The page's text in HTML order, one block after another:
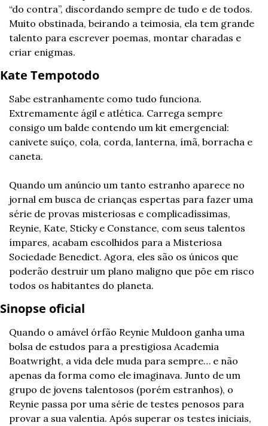
“do contra”, discordando sempre de tudo e de todos.
Muito obstinada, beirando a teimosia, ela tem grande
talento para escrever poemas, montar charadas e
criar enigmas.
Kate Tempotodo
Sabe estranhamente como tudo funciona.
Extremamente ágil e atlética. Carrega sempre
consigo um balde contendo um kit emergencial:
canivete suíço, cola, corda, lanterna, ímã, borracha e
caneta.
Quando um anúncio um tanto estranho aparece no
jornal em busca de crianças espertas para fazer uma
série de provas misteriosas e complicadíssimas,
Reynie, Kate, Sticky e Constance, com seus talentos
ímpares, acabam escolhidos para a Misteriosa
Sociedade Benedict. Agora, eles são os únicos que
poderão destruir um plano maligno que põe em risco
todos os habitantes do planeta.
Sinopse oficial
Quando o amável órfão Reynie Muldoon ganha uma
bolsa de estudos para a prestigiosa Academia
Boatwright, a vida dele muda para sempre… e não
apenas da forma como ele imaginava. Junto de um
grupo de jovens talentosos (porém estranhos), o
Reynie passa por uma série de testes penosos para
provar a sua valentia. Após superar os testes iniciais,